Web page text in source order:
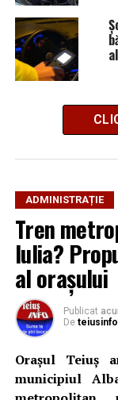
ADMINISTRAȚIE
Tren
Iulia?
al orașului
Publicat
De
Orașul Teiuș
municipiul